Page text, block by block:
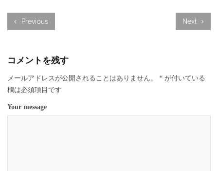
Previous Next
コメントを残す
メールアドレスが公開されることはありません。 * が付いている
欄は必須項目です
Your message